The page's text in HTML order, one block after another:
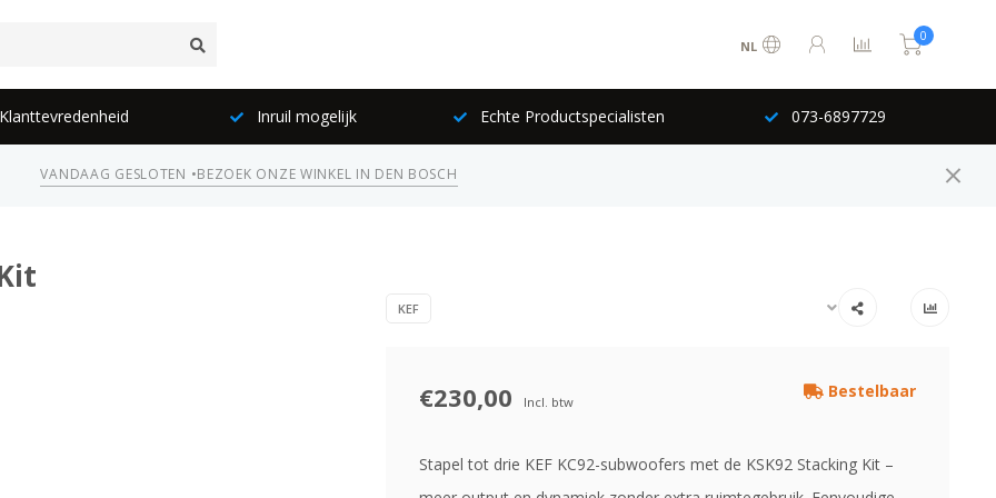
NL
0
Inruil mogelijk Echte Productspecialisten 073-6897729
VANDAAG GESLOTEN •BEZOEK ONZE WINKEL IN DEN BOSCH
KEF
€230,00 Incl. btw
Bestelbaar
Stapel tot drie KEF KC92-subwoofers met de KSK92 Stacking Kit –